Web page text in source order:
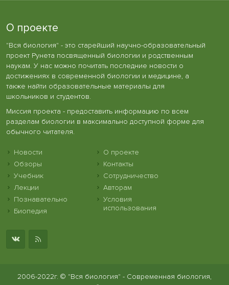
О проекте
"Вся биология" - это старейший научно-образовательный
проект Рунета посвященный биологии и родственным
наукам. У нас можно почитать последние новости о
достижениях в современной биологии и медицине, а
также найти образовательные материалы для
школьников и студентов.
Миссия проекта - предоставить информацию по всем
разделам биологии в максимально доступной форме для
обычного читателя.
Новости
Обзоры
Учебник
Лекции
Познавательно
Биопедия
О проекте
Контакты
Сотрудничество
Авторам
Условия
использования
2006-2022г. © "Вся биология" - Современная биология,